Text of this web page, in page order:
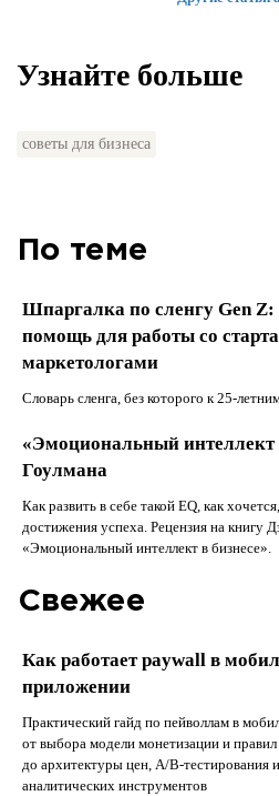
Узнайте больше
советы для бизнеса
По теме
Шпаргалка по сленгу Gen Z:
помощь для работы со
маркетологами
Словарь сленга, без которого к 25-
«Эмоциональный интеллект
Гоулмана
Как развить в себе такой EQ, как
достижения успеха. Рецензия на книгу
«Эмоциональный интеллект в бизнесе».
Свежее
Как работает paywall в
приложении
Практический гайд по пейволлам в
от выбора модели монетизации и
до архитектуры цен, A/B-тестирования
аналитических инструментов